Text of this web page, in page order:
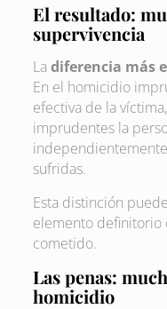
El resultado:
supervivencia
La diferencia más
En el homicidio
efectiva de la
imprudentes la
sufridas.
Esta distinción
elemento definitorio
cometido.
Las penas:
homicidio